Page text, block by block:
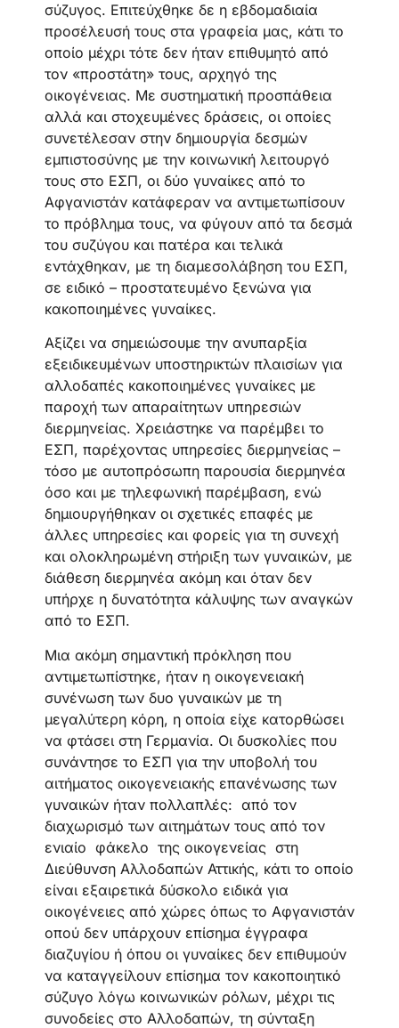
σύζυγος. Επιτεύχθηκε δε η εβδομαδιαία
προσέλευσή τους στα γραφεία μας, κάτι το
οποίο μέχρι τότε δεν ήταν επιθυμητό από
τον «προστάτη» τους, αρχηγό της
οικογένειας. Με συστηματική προσπάθεια
αλλά και στοχευμένες δράσεις, οι οποίες
συνετέλεσαν στην δημιουργία δεσμών
εμπιστοσύνης με την κοινωνική λειτουργό
τους στο ΕΣΠ, οι δύο γυναίκες από το
Αφγανιστάν κατάφεραν να αντιμετωπίσουν
το πρόβλημα τους, να φύγουν από τα δεσμά
του συζύγου και πατέρα και τελικά
εντάχθηκαν, με τη διαμεσολάβηση του ΕΣΠ,
σε ειδικό – προστατευμένο ξενώνα για
κακοποιημένες γυναίκες.
Αξίζει να σημειώσουμε την ανυπαρξία
εξειδικευμένων υποστηρικτών πλαισίων για
αλλοδαπές κακοποιημένες γυναίκες με
παροχή των απαραίτητων υπηρεσιών
διερμηνείας. Χρειάστηκε να παρέμβει το
ΕΣΠ, παρέχοντας υπηρεσίες διερμηνείας –
τόσο με αυτοπρόσωπη παρουσία διερμηνέα
όσο και με τηλεφωνική παρέμβαση, ενώ
δημιουργήθηκαν οι σχετικές επαφές με
άλλες υπηρεσίες και φορείς για τη συνεχή
και ολοκληρωμένη στήριξη των γυναικών, με
διάθεση διερμηνέα ακόμη και όταν δεν
υπήρχε η δυνατότητα κάλυψης των αναγκών
από το ΕΣΠ.
Μια ακόμη σημαντική πρόκληση που
αντιμετωπίστηκε, ήταν η οικογενειακή
συνένωση των δυο γυναικών με τη
μεγαλύτερη κόρη, η οποία είχε κατορθώσει
να φτάσει στη Γερμανία. Οι δυσκολίες που
συνάντησε το ΕΣΠ για την υποβολή του
αιτήματος οικογενειακής επανένωσης των
γυναικών ήταν πολλαπλές: από τον
διαχωρισμό των αιτημάτων τους από τον
ενιαίο φάκελο της οικογενείας στη
Διεύθυνση Αλλοδαπών Αττικής, κάτι το οποίο
είναι εξαιρετικά δύσκολο ειδικά για
οικογένειες από χώρες όπως το Αφγανιστάν
οπού δεν υπάρχουν επίσημα έγγραφα
διαζυγίου ή όπου οι γυναίκες δεν επιθυμούν
να καταγγείλουν επίσημα τον κακοποιητικό
σύζυγο λόγω κοινωνικών ρόλων, μέχρι τις
συνοδείες στο Αλλοδαπών, τη σύνταξη